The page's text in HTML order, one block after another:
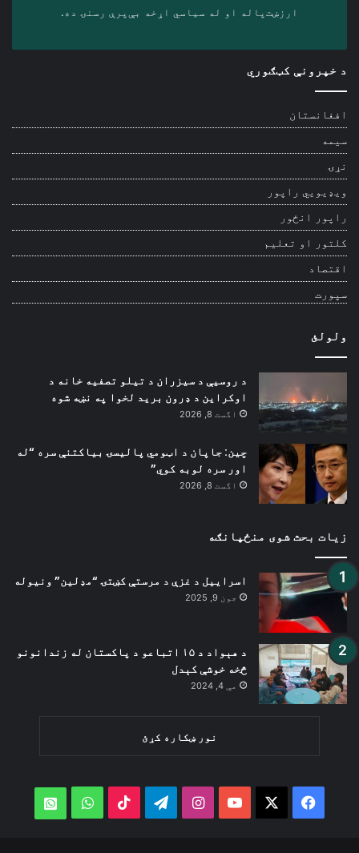
ارزښت‌پاله او ‎له سیاسي اړخه بې‌پرې رسنۍ ده.
د خپرونې کټګوري
افغانستان
سیمه
نړۍ
ویډیويي راپور
راپور انځور
کلتور او تعلیم
اقتصاد
سپورت
ولولئ
د روسیې د سیزران د تیلو تصفیه خانه د
اوکراین د ډرون برید لخوا په نښه شوه
اگست 8, 2026
چین: جاپان د اټومي پالیسۍ بیاکتنې سره “له
اور سره لوبه کوي”
اگست 8, 2026
زیات بحث شوی منځپانګه
اسراییل د غزې د مرستې کښتۍ “مډلین” ونیوله
جون 9, 2025
د هېواد د ۱۵ اتباعو د پاکستان له زندانونو
څخه خوشې کېدل
مې 4, 2024
نور ښکاره کړئ
Facebook
YouTube
Instagram
Telegram
TikTok
WhatsApp